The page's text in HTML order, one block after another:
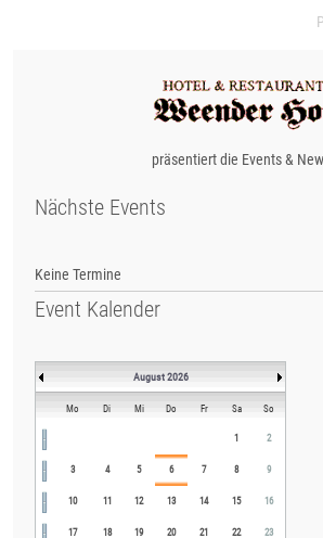
präsentiert die Events &
Nächste Events
Keine Termine
Event Kalender
August 2026
Mo Di Mi Do Fr Sa So
1 2
3 4 5 6 7 8 9
10 11 12 13 14 15 16
17 18 19 20 21 22 23